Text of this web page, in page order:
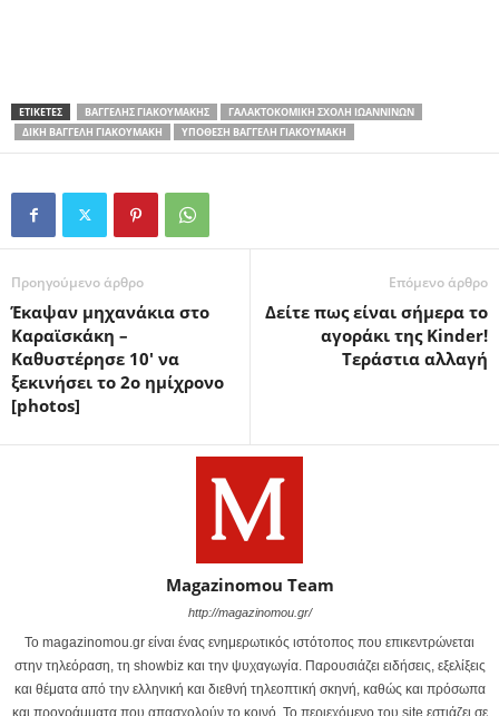
ΕΤΙΚΕΤΕΣ ΒΑΓΓΈΛΗΣ ΓΙΑΚΟΥΜΆΚΗΣ
ΓΑΛΑΚΤΟΚΟΜΙΚΉ ΣΧΟΛΉ ΙΩΑΝΝΊΝΩΝ
ΔΊΚΗ ΒΑΓΓΈΛΗ ΓΙΑΚΟΥΜΆΚΗ
ΥΠΌΘΕΣΗ ΒΑΓΓΈΛΗ ΓΙΑΚΟΥΜΆΚΗ
Προηγούμενο άρθρο
Έκαψαν μηχανάκια στο
Καραϊσκάκη –
Καθυστέρησε 10′ να
ξεκινήσει τo 2ο ημίχρονο
[photos]
Επόμενο άρθρο
Δείτε πως είναι σήμερα το
αγοράκι της Kinder!
Τεράστια αλλαγή
Magazinomou Team
http://magazinomou.gr/
Το magazinomou.gr είναι ένας ενημερωτικός ιστότοπος που επικεντρώνεται
στην τηλεόραση, τη showbiz και την ψυχαγωγία. Παρουσιάζει ειδήσεις, εξελίξεις
και θέματα από την ελληνική και διεθνή τηλεοπτική σκηνή, καθώς και πρόσωπα
και προγράμματα που απασχολούν το κοινό. Το περιεχόμενο του site εστιάζει σε